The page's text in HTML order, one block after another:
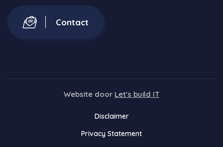
Contact
Website door Let's build IT
Disclaimer
Privacy Statement